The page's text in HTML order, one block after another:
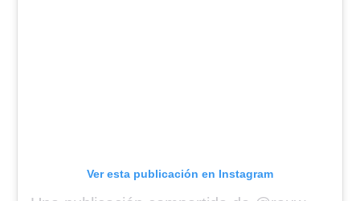
Ver esta publicación en Instagram